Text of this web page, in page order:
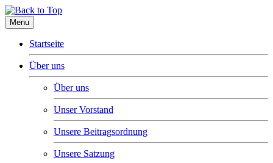
Menu
Startseite
Über uns
Über uns
Unser Vorstand
Unsere Beitragsordnung
Unsere Satzung